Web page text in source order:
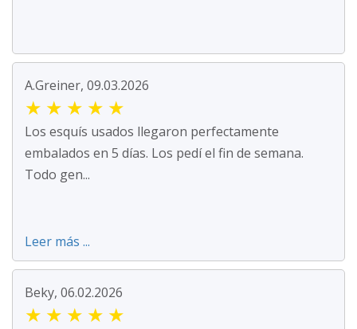
A.Greiner, 09.03.2026
★ ★ ★ ★ ★
Los esquís usados llegaron perfectamente
embalados en 5 días. Los pedí el fin de semana.
Todo gen...
Leer más ...
Beky, 06.02.2026
★ ★ ★ ★ ★